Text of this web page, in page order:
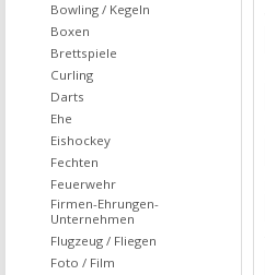
Bowling / Kegeln
Boxen
Brettspiele
Curling
Darts
Ehe
Eishockey
Fechten
Feuerwehr
Firmen-Ehrungen-
Unternehmen
Flugzeug / Fliegen
Foto / Film